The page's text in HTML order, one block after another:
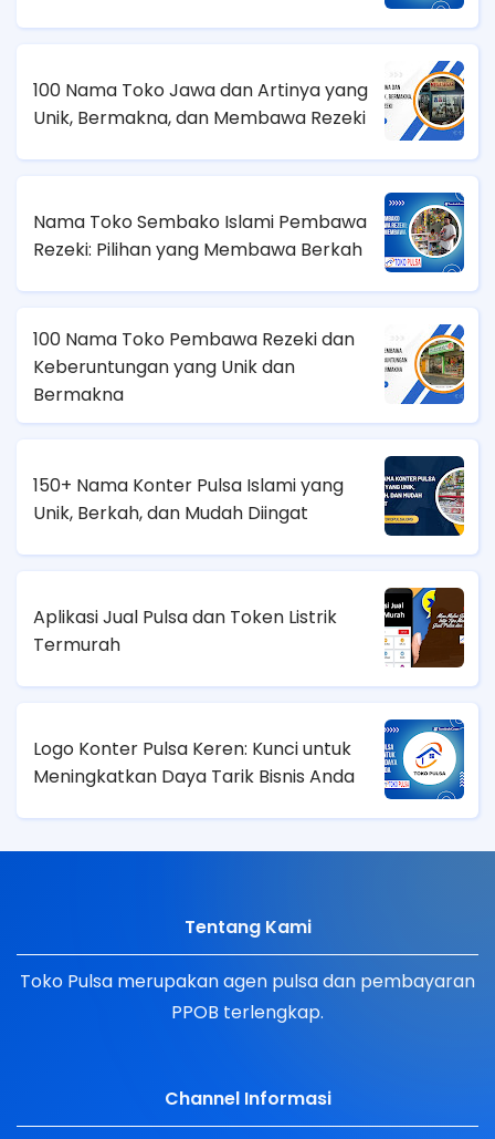
100 Nama Toko Jawa dan Artinya yang
Unik, Bermakna, dan Membawa Rezeki
Nama Toko Sembako Islami Pembawa
Rezeki: Pilihan yang Membawa Berkah
100 Nama Toko Pembawa Rezeki dan
Keberuntungan yang Unik dan
Bermakna
150+ Nama Konter Pulsa Islami yang
Unik, Berkah, dan Mudah Diingat
Aplikasi Jual Pulsa dan Token Listrik
Termurah
Logo Konter Pulsa Keren: Kunci untuk
Meningkatkan Daya Tarik Bisnis Anda
Tentang Kami
Toko Pulsa merupakan agen pulsa dan pembayaran
PPOB terlengkap.
Channel Informasi